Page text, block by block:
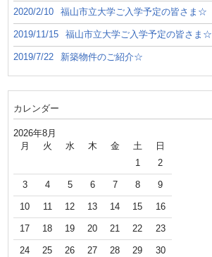
2020/2/10 福山市立大学ご入学予定の皆さま☆
2019/11/15 福山市立大学ご入学予定の皆さま☆
2019/7/22 新築物件のご紹介☆
カレンダー
2026年8月
月 火 水 木 金 土 日
1 2
3 4 5 6 7 8 9
10 11 12 13 14 15 16
17 18 19 20 21 22 23
24 25 26 27 28 29 30